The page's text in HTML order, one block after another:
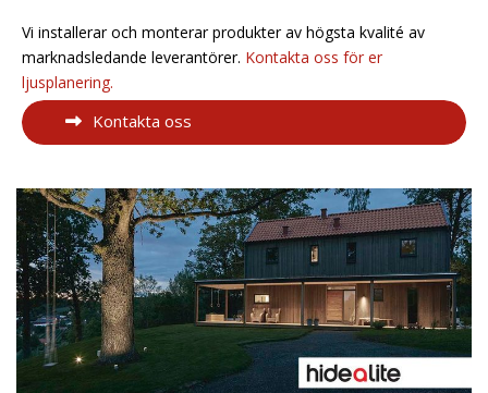
Vi installerar och monterar produkter av högsta kvalité av
marknadsledande leverantörer. Kontakta oss för er
ljusplanering.
Kontakta oss